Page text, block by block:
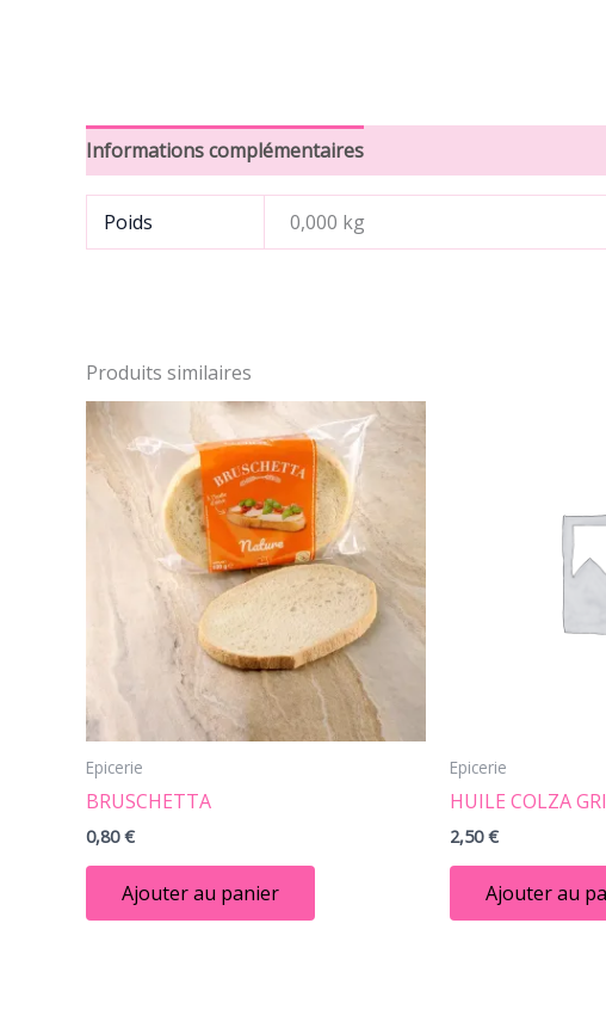
Informations complémentaires
Poids 0,000 kg
Produits similaires
Epicerie
BRUSCHETTA
0,80€
Ajouter au panier
Epicerie
HUILE COLZA
2,50€
Ajouter au